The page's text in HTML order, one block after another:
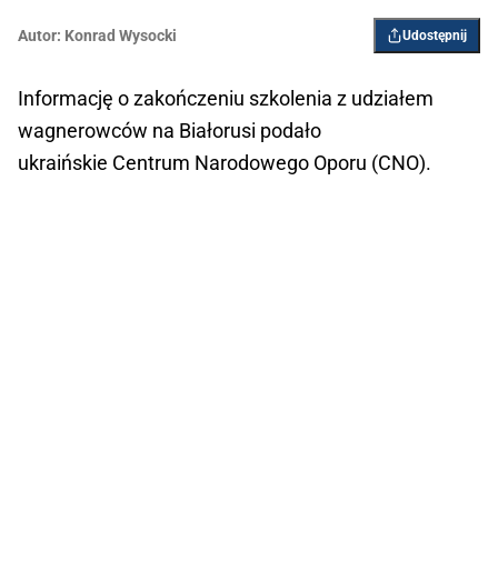
Autor: Konrad Wysocki Udostępnij
Informację o zakończeniu szkolenia z udziałem
wagnerowców na Białorusi podało
ukraińskie Centrum Narodowego Oporu (CNO).